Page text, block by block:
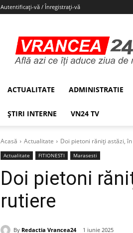
Autentificați-vă / Înregistrați-vă
ACTUALITATE ADMINISTRATIE
ȘTIRI INTERNE VN24 TV
Acasă Actualitate Doi pietoni răniți astăzi,
Actualitate FITIONESTI Marasesti
Doi pietoni
rutiere
By Redactia Vrancea24 1 iunie 2025